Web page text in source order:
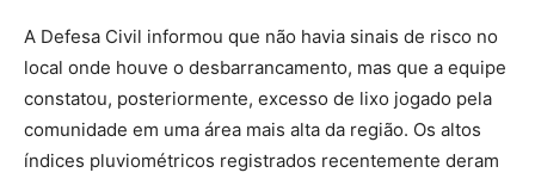
A Defesa Civil informou que não havia sinais de risco no
local onde houve o desbarrancamento, mas que a equipe
constatou, posteriormente, excesso de lixo jogado pela
comunidade em uma área mais alta da região. Os altos
índices pluviométricos registrados recentemente deram